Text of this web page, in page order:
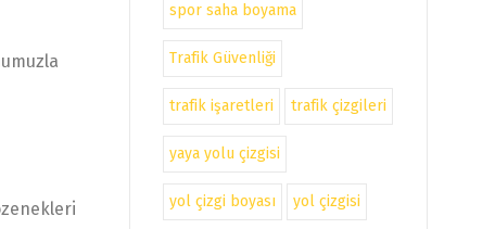
spor saha boyama
Trafik Güvenliği
trafik işaretleri trafik çizgileri
yaya yolu çizgisi
yol çizgi boyası yol çizgisi